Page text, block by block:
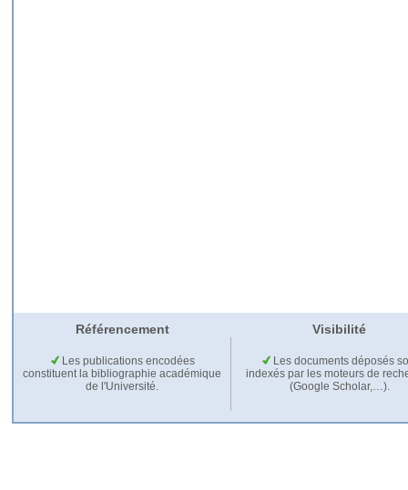
Référencement Visibilité
Les publications encodées
constituent la bibliographie académique
de l'Université.
Les documents déposés
indexés par les moteurs de
(Google Scholar,…).